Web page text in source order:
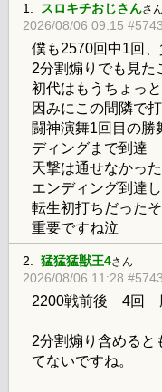
1. スロキチおじさんさん
2026/08/06 09:15
僕も2570回中1回
2分割煽りでも見た
初代はもうちょっ
因みにこの間隣で
闘神演舞1回目の勝
ディングまで到達
天撃は通せなかっ
エンディング到達
転生初打ちだった
重要ですね泣
2. 猛猛猛獣王4さん
2026/08/06 11:28
2200戦前後 4回
2分割煽り含めると
てないですね。